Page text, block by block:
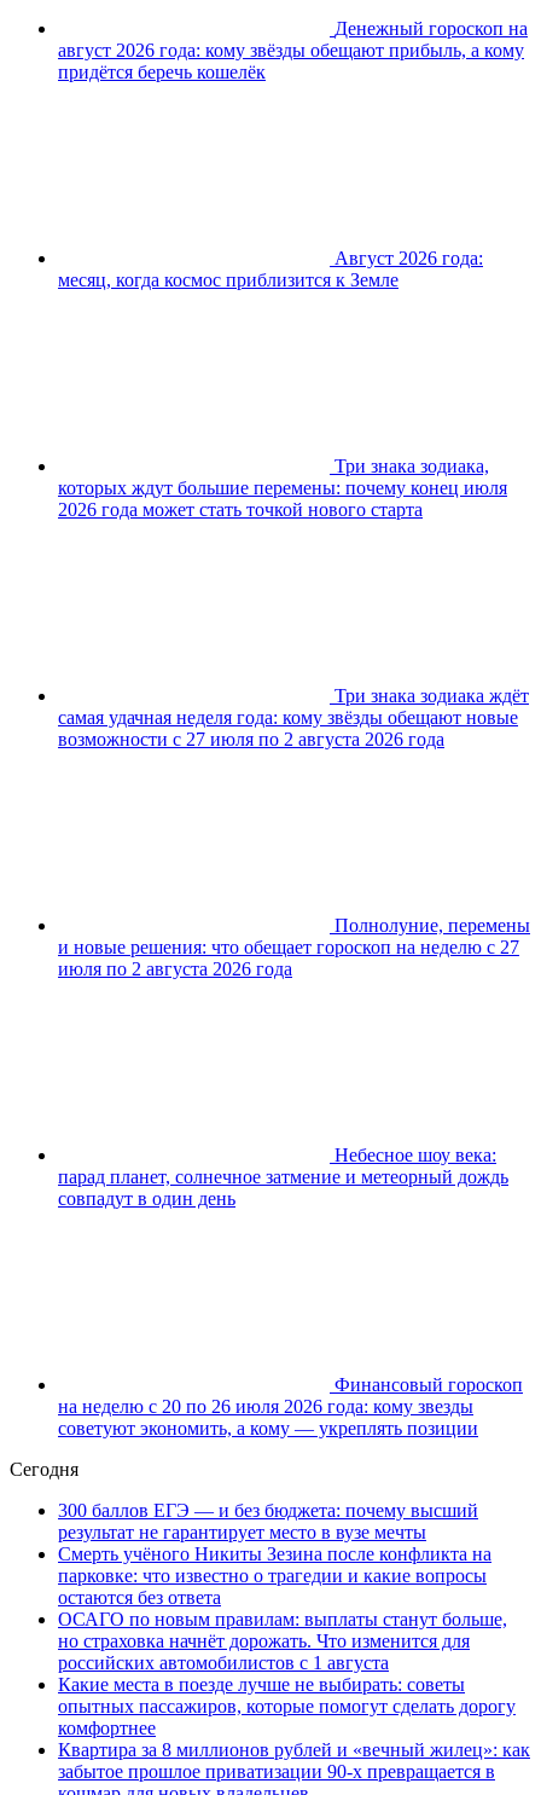
Денежный гороскоп на
август 2026 года: кому звёзды обещают прибыль, а кому
придётся беречь кошелёк
Август 2026 года:
месяц, когда космос приблизится к Земле
Три знака зодиака,
которых ждут большие перемены: почему конец июля
2026 года может стать точкой нового старта
Три знака зодиака ждёт
самая удачная неделя года: кому звёзды обещают новые
возможности с 27 июля по 2 августа 2026 года
Полнолуние, перемены
и новые решения: что обещает гороскоп на неделю с 27
июля по 2 августа 2026 года
Небесное шоу века:
парад планет, солнечное затмение и метеорный дождь
совпадут в один день
Финансовый гороскоп
на неделю с 20 по 26 июля 2026 года: кому звезды
советуют экономить, а кому — укреплять позиции
Сегодня
300 баллов ЕГЭ — и без бюджета: почему высший
результат не гарантирует место в вузе мечты
Смерть учёного Никиты Зезина после конфликта на
парковке: что известно о трагедии и какие вопросы
остаются без ответа
ОСАГО по новым правилам: выплаты станут больше,
но страховка начнёт дорожать. Что изменится для
российских автомобилистов с 1 августа
Какие места в поезде лучше не выбирать: советы
опытных пассажиров, которые помогут сделать дорогу
комфортнее
Квартира за 8 миллионов рублей и «вечный жилец»: как
забытое прошлое приватизации 90-х превращается в